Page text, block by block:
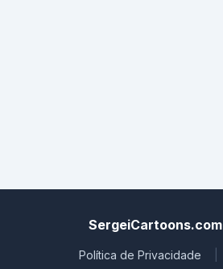
SergeiCartoons.com
Política de Privacidade